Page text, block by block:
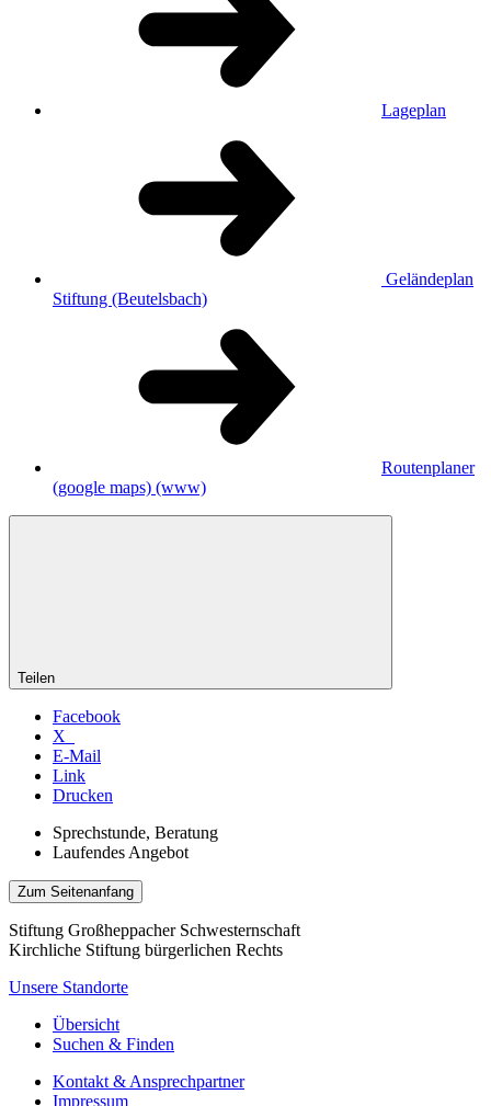
Lageplan
Geländeplan
Stiftung (Beutelsbach)
Routenplaner
(google maps) (www)
Teilen
Facebook
X
E-Mail
Link
Drucken
Sprechstunde, Beratung
Laufendes Angebot
Zum Seitenanfang
Stiftung Großheppacher Schwesternschaft
Kirchliche Stiftung bürgerlichen Rechts
Unsere Standorte
Übersicht
Suchen & Finden
Kontakt & Ansprechpartner
Impressum